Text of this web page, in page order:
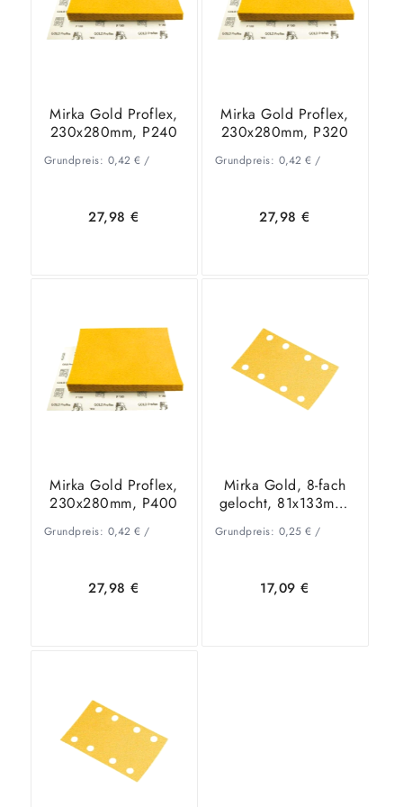
Mirka Gold Proflex,
230x280mm, P240
Grundpreis: 0,42 €/
27,98€
Mirka Gold Proflex,
230x280mm, P320
Grundpreis: 0,42 €/
27,98€
Mirka Gold Proflex,
230x280mm, P400
Grundpreis: 0,42 €/
27,98€
Mirka Gold, 8-fach
gelocht, 81x133mm,
Grundpreis: 0,25 €/
17,09€